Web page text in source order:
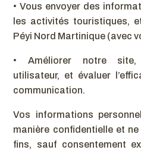
• Vous envoyer des
les activités touristiques,
Péyi Nord Martinique (avec
•
Améliorer notre site,
utilisateur, et évaluer
communication.
Vos informations
manière confidentielle et
fins, sauf consentement